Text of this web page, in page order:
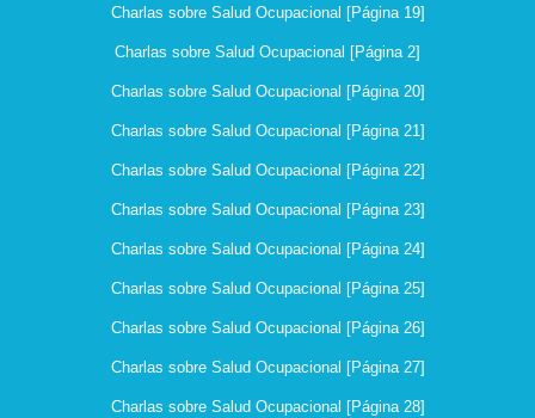
Charlas sobre Salud Ocupacional [Página 19]
Charlas sobre Salud Ocupacional [Página 2]
Charlas sobre Salud Ocupacional [Página 20]
Charlas sobre Salud Ocupacional [Página 21]
Charlas sobre Salud Ocupacional [Página 22]
Charlas sobre Salud Ocupacional [Página 23]
Charlas sobre Salud Ocupacional [Página 24]
Charlas sobre Salud Ocupacional [Página 25]
Charlas sobre Salud Ocupacional [Página 26]
Charlas sobre Salud Ocupacional [Página 27]
Charlas sobre Salud Ocupacional [Página 28]